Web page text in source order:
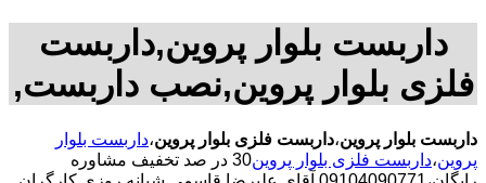
داربست بلوار پروین,داربست
فلزی بلوار پروین,نصب داربست,
داربست بلوار پروین،داربست فلزی بلوار پروین،داربست بلوار
پروین،داربست فلزی بلوار پروین
30 در صد تخفیف مشاوره